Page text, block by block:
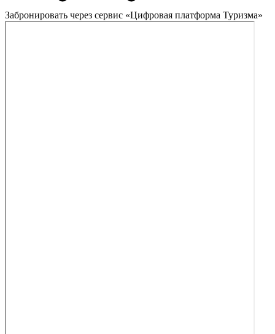
Забронировать через сервис «Цифровая платформа Туризма»